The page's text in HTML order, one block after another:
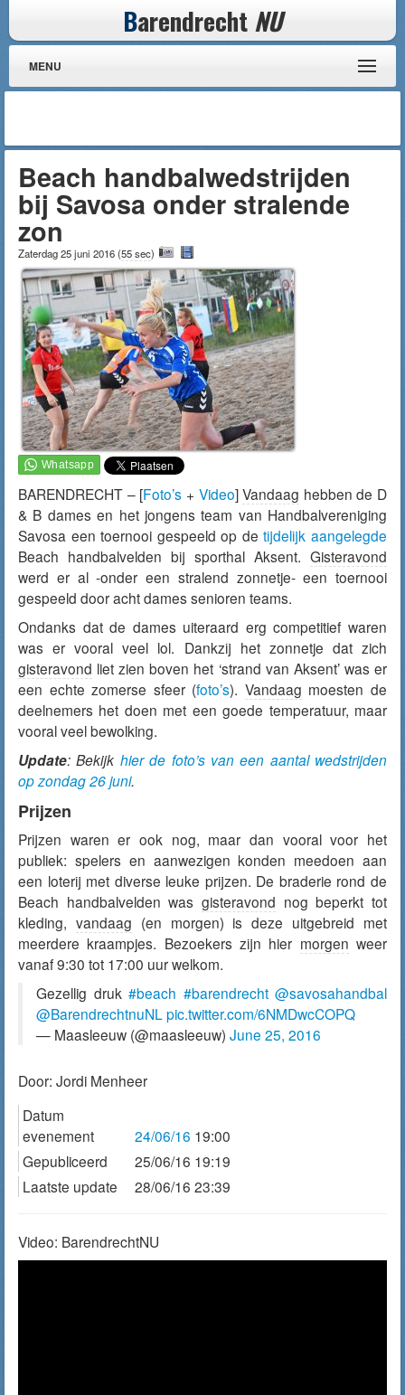
Barendrecht NU
MENU
Beach handbalwedstrijden
bij Savosa onder stralende
zon
Zaterdag 25 juni 2016(55 sec)
BARENDRECHT – [Foto’s + Video]Vandaag hebben de D
& B dames en het jongens team van Handbalvereniging
Savosa een toernooi gespeeld op detijdelijk aangelegde
Beach handbalvelden bij sporthal Aksent. Gisteravond
werd er al -onder een stralend zonnetje- een toernooi
gespeeld door acht dames senioren teams.
Ondanks dat de dames uiteraard erg competitief waren
was er vooral veel lol. Dankzij het zonnetje dat zich
gisteravond liet zien boven het ‘strand van Aksent’ was er
een echte zomerse sfeer (foto’s). Vandaag moesten de
deelnemers het doen met een goede temperatuur, maar
vooral veel bewolking.
Update: Bekijk hier de foto’s van een aantal wedstrijden
op zondag 26 juni.
Prijzen
Prijzen waren er ook nog, maar dan vooral voor het
publiek: spelers en aanwezigen konden meedoen aan
een loterij met diverse leuke prijzen. De braderie rond de
Beach handbalvelden was gisteravond nog beperkt tot
kleding, vandaag (en morgen) is deze uitgebreid met
meerdere kraampjes. Bezoekers zijn hier morgen weer
vanaf 9:30 tot 17:00 uur welkom.
Gezellig druk #beach #barendrecht @savosahandbal
@BarendrechtnuNL pic.twitter.com/6NMDwcCOPQ
— Maasleeuw (@maasleeuw) June 25, 2016
Door: Jordi Menheer
Datum
evenement
24/06/16 19:00
Gepubliceerd
25/06/16 19:19
Laatste update
28/06/16 23:39
Video: BarendrechtNU